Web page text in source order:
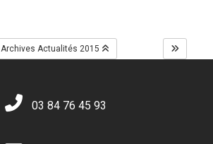
Archives Actualités 2015
03 84 76 45 93